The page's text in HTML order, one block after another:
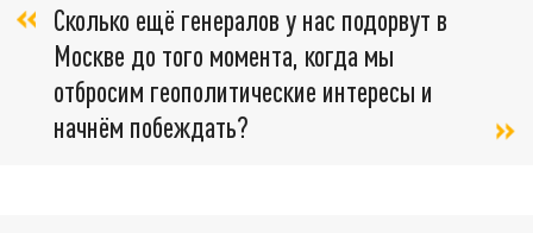
Сколько ещё генералов у нас подорвут в
Москве до того момента, когда мы
отбросим геополитические интересы и
начнём побеждать?